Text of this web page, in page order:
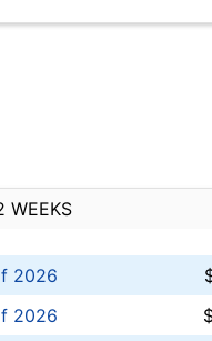
WEEKS
2026
2026